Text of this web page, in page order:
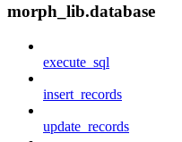
morph_lib.database
execute_sql
insert_records
update_records